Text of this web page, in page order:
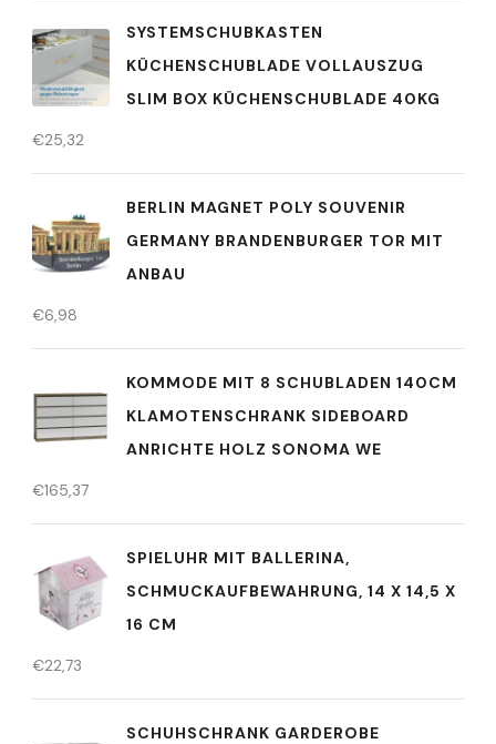
SYSTEMSCHUBKASTEN
KÜCHENSCHUBLADE VOLLAUSZUG
SLIM BOX KÜCHENSCHUBLADE 40KG
€25,32
BERLIN MAGNET POLY SOUVENIR
GERMANY BRANDENBURGER TOR MIT
ANBAU
€6,98
KOMMODE MIT 8 SCHUBLADEN 140CM
KLAMOTENSCHRANK SIDEBOARD
ANRICHTE HOLZ SONOMA WE
€165,37
SPIELUHR MIT BALLERINA,
SCHMUCKAUFBEWAHRUNG, 14 X 14,5 X
16 CM
€22,73
SCHUHSCHRANK GARDEROBE